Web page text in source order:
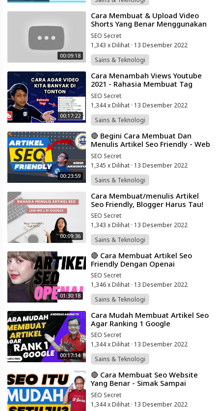
00:09:18
⁣Cara Membuat & Upload Video
Shorts Yang Benar Menggunakan
Teknik Seo - Belajar Youtube
Pemula
SEO Secret
1,343 x Dilihat · 13 Desember 2022
Sains & Teknologi
00:17:22
⁣Cara Menambah Views Youtube
2021 - Rahasia Membuat Tag
Video Youtube Mengandung Seo
2021
SEO Secret
1,344 x Dilihat · 13 Desember 2022
Sains & Teknologi
00:23:59
⁣🔴 Begini Cara Membuat Dan
Menulis Artikel Seo Friendly - Web
Artikelnya Auto Rangking
SEO Secret
1,345 x Dilihat · 13 Desember 2022
Sains & Teknologi
00:09:36
⁣Cara Membuat/menulis Artikel
Seo Friendly, Blogger Harus Tau!
SEO Secret
1,343 x Dilihat · 13 Desember 2022
Sains & Teknologi
01:30:18
⁣🔴 Cara Membuat Artikel Seo
Friendly Dengan Openai
SEO Secret
1,346 x Dilihat · 13 Desember 2022
Sains & Teknologi
00:17:14
⁣Cara Mudah Membuat Artikel Seo
Agar Ranking 1 Google
SEO Secret
1,344 x Dilihat · 13 Desember 2022
Sains & Teknologi
⁣🔴 Cara Membuat Seo Website
Yang Benar - Simak Sampai
Selesai Ya Dijamin Pageone
Google
SEO Secret
1,344 x Dilihat · 13 Desember 2022